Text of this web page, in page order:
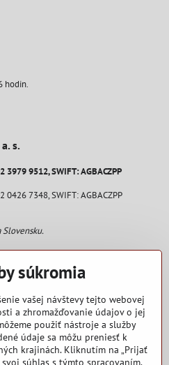
hodin.
s​.
9512, SWIFT: AGBACZPP
0426 7348, SWIFT: AGBACZPP
Slovensku.
súkromia
vašej návštevy tejto webovej
a zhromažďovanie údajov o jej
použiť nástroje a služby
údaje sa môžu preniesť k
krajinách. Kliknutím na „Prijať
súhlas s týmto spracovaním.